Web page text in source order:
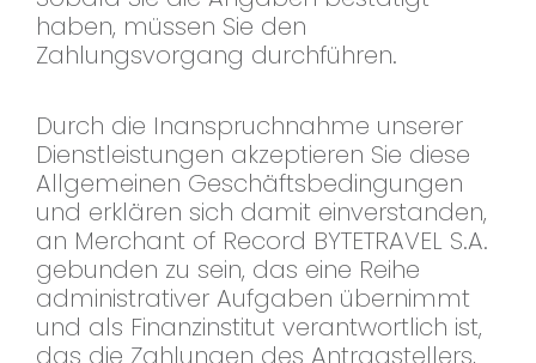
haben, müssen Sie den
Zahlungsvorgang durchführen.
Durch die Inanspruchnahme unserer
Dienstleistungen akzeptieren Sie diese
Allgemeinen Geschäftsbedingungen
und erklären sich damit einverstanden,
an Merchant of Record BYTETRAVEL S.A.
gebunden zu sein, das eine Reihe
administrativer Aufgaben übernimmt
und als Finanzinstitut verantwortlich ist,
das die Zahlungen des Antragstellers,